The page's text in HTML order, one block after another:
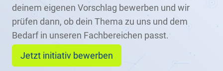
deinem eigenen Vorschlag bewerben und wir
prüfen dann, ob dein Thema zu uns und dem
Bedarf in unseren Fachbereichen passt.
Jetzt initiativ bewerben